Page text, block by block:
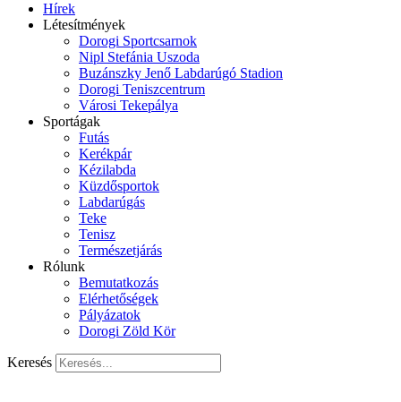
Hírek
Létesítmények
Dorogi Sportcsarnok
Nipl Stefánia Uszoda
Buzánszky Jenő Labdarúgó Stadion
Dorogi Teniszcentrum
Városi Tekepálya
Sportágak
Futás
Kerékpár
Kézilabda
Küzdősportok
Labdarúgás
Teke
Tenisz
Természetjárás
Rólunk
Bemutatkozás
Elérhetőségek
Pályázatok
Dorogi Zöld Kör
Keresés